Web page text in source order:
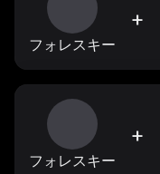
フォレスキー
+
フォレスキー
+